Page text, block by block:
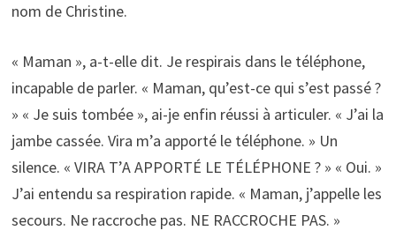
nom de Christine.
« Maman », a-t-elle dit. Je respirais dans le téléphone,
incapable de parler. « Maman, qu’est-ce qui s’est passé ?
» « Je suis tombée », ai-je enfin réussi à articuler. « J’ai la
jambe cassée. Vira m’a apporté le téléphone. » Un
silence. « VIRA T’A APPORTÉ LE TÉLÉPHONE ? » « Oui. »
J’ai entendu sa respiration rapide. « Maman, j’appelle les
secours. Ne raccroche pas. NE RACCROCHE PAS. »